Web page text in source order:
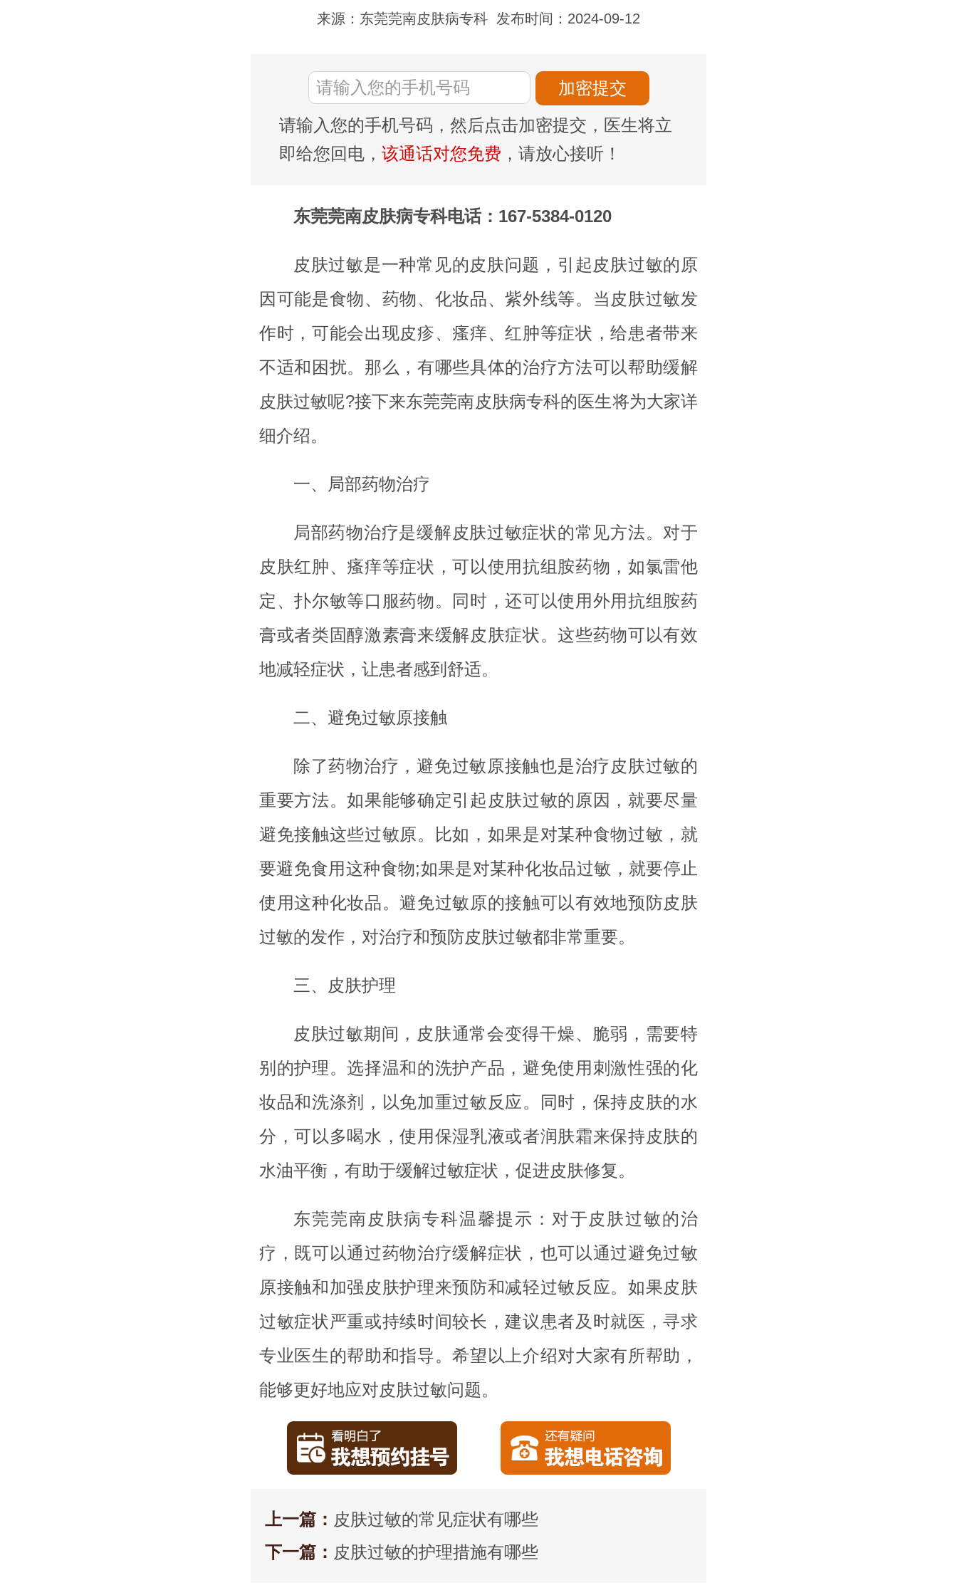
来源：东莞莞南皮肤病专科 发布时间：2024-09-12
请输入您的手机号码，然后点击加密提交，医生将立
即给您回电， 该通话对您免费 ，请放心接听！
东莞莞南皮肤病专科电话：167-5384-0120
皮肤过敏是一种常见的皮肤问题，引起皮肤过敏的原
因可能是食物、药物、化妆品、紫外线等。当皮肤过敏发
作时，可能会出现皮疹、瘙痒、红肿等症状，给患者带来
不适和困扰。那么，有哪些具体的治疗方法可以帮助缓解
皮肤过敏呢?接下来东莞莞南皮肤病专科的医生将为大家详
细介绍。
一、局部药物治疗
局部药物治疗是缓解皮肤过敏症状的常见方法。对于
皮肤红肿、瘙痒等症状，可以使用抗组胺药物，如氯雷他
定、扑尔敏等口服药物。同时，还可以使用外用抗组胺药
膏或者类固醇激素膏来缓解皮肤症状。这些药物可以有效
地减轻症状，让患者感到舒适。
二、避免过敏原接触
除了药物治疗，避免过敏原接触也是治疗皮肤过敏的
重要方法。如果能够确定引起皮肤过敏的原因，就要尽量
避免接触这些过敏原。比如，如果是对某种食物过敏，就
要避免食用这种食物;如果是对某种化妆品过敏，就要停止
使用这种化妆品。避免过敏原的接触可以有效地预防皮肤
过敏的发作，对治疗和预防皮肤过敏都非常重要。
三、皮肤护理
皮肤过敏期间，皮肤通常会变得干燥、脆弱，需要特
别的护理。选择温和的洗护产品，避免使用刺激性强的化
妆品和洗涤剂，以免加重过敏反应。同时，保持皮肤的水
分，可以多喝水，使用保湿乳液或者润肤霜来保持皮肤的
水油平衡，有助于缓解过敏症状，促进皮肤修复。
东莞莞南皮肤病专科温馨提示：对于皮肤过敏的治
疗，既可以通过药物治疗缓解症状，也可以通过避免过敏
原接触和加强皮肤护理来预防和减轻过敏反应。如果皮肤
过敏症状严重或持续时间较长，建议患者及时就医，寻求
专业医生的帮助和指导。希望以上介绍对大家有所帮助，
能够更好地应对皮肤过敏问题。
上一篇： 皮肤过敏的常见症状有哪些
下一篇： 皮肤过敏的护理措施有哪些